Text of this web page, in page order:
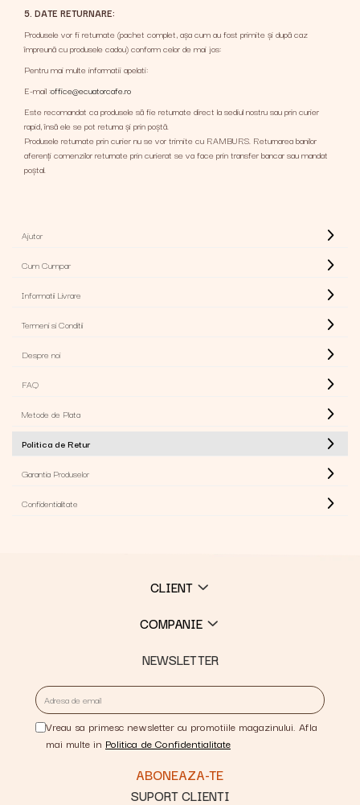
5. DATE RETURNARE:
Produsele vor fi returnate (pachet complet, așa cum au fost primite și după caz
împreună cu produsele cadou) conform celor de mai jos:
Pentru mai multe informatii apelati:
E-mail :office@ecuatorcafe.ro
Este recomandat ca produsele să fie returnate direct la sediul nostru sau prin curier
rapid, însă ele se pot returna și prin poștă.
Produsele returnate prin curier nu se vor trimite cu RAMBURS. Returnarea banilor
aferenți comenzilor returnate prin curierat se va face prin transfer bancar sau mandat
poștal.
Ajutor
Cum Cumpar
Informatii Livrare
Termeni si Conditii
Despre noi
FAQ
Metode de Plata
Politica de Retur
Garantia Produselor
Confidentialitate
CLIENT
COMPANIE
NEWSLETTER
Vreau sa primesc newsletter cu promotiile magazinului. Afla
mai multe in Politica de Confidentialitate
SUPORT CLIENTI